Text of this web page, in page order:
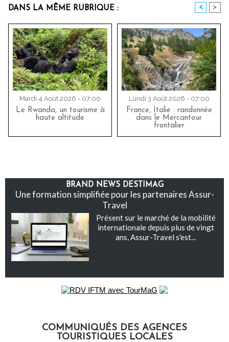
DANS LA MÊME RUBRIQUE : < >
Mardi 4 Août 2026 - 07:00
Le Rwanda, un tourisme à
haute altitude
Lundi 3 Août 2026 - 07:00
France, Italie : randonnée
dans le Mercantour
frontalier
BRAND NEWS DESTIMAG
Une formation simplifiée pour les partenaires Assur-
Travel
Présent sur le marché de la mobilité
internationale depuis plus de vingt
ans, Assur-Travel s'est...
COMMUNIQUÉS DES AGENCES
TOURISTIQUES LOCALES